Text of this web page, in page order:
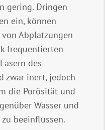
gering. Dringen
ein, können
Abplatzungen
frequentierten
des
zwar inert, jedoch
die Porösität und
Wasser und
beeinflussen.